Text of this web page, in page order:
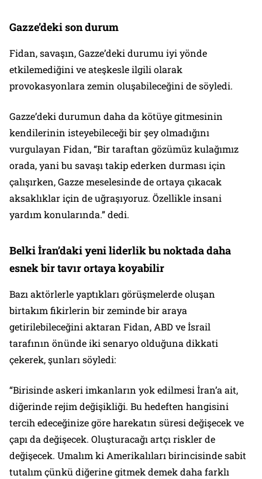
Gazze’deki son durum
Fidan, savaşın, Gazze’deki durumu iyi yönde
etkilemediğini ve ateşkesle ilgili olarak
provokasyonlara zemin oluşabileceğini de söyledi.
Gazze’deki durumun daha da kötüye gitmesinin
kendilerinin isteyebileceği bir şey olmadığını
vurgulayan Fidan, “Bir taraftan gözümüz kulağımız
orada, yani bu savaşı takip ederken durması için
çalışırken, Gazze meselesinde de ortaya çıkacak
aksaklıklar için de uğraşıyoruz. Özellikle insani
yardım konularında.” dedi.
Belki İran’daki yeni liderlik bu noktada daha
esnek bir tavır ortaya koyabilir
Bazı aktörlerle yaptıkları görüşmelerde oluşan
birtakım fikirlerin bir zeminde bir araya
getirilebileceğini aktaran Fidan, ABD ve İsrail
tarafının önünde iki senaryo olduğuna dikkati
çekerek, şunları söyledi:
“Birisinde askeri imkanların yok edilmesi İran’a ait,
diğerinde rejim değişikliği. Bu hedeften hangisini
tercih edeceğinize göre harekatın süresi değişecek ve
çapı da değişecek. Oluşturacağı artçı riskler de
değişecek. Umalım ki Amerikalıları birincisinde sabit
tutalım çünkü diğerine gitmek demek daha farklı